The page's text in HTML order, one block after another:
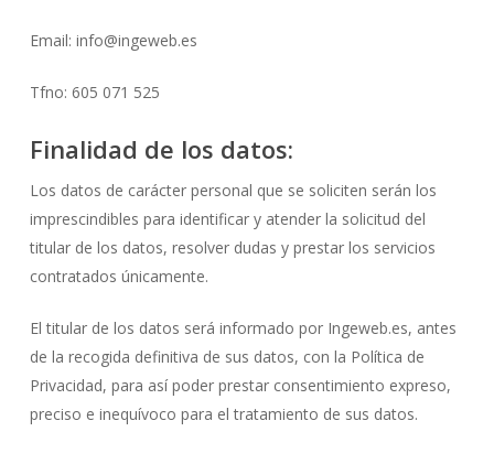
Email: info@ingeweb.es
Tfno: 605 071 525
Finalidad de los datos:
Los datos de carácter personal que se soliciten serán los
imprescindibles para identificar y atender la solicitud del
titular de los datos, resolver dudas y prestar los servicios
contratados únicamente.
El titular de los datos será informado por Ingeweb.es, antes
de la recogida definitiva de sus datos, con la Política de
Privacidad, para así poder prestar consentimiento expreso,
preciso e inequívoco para el tratamiento de sus datos.